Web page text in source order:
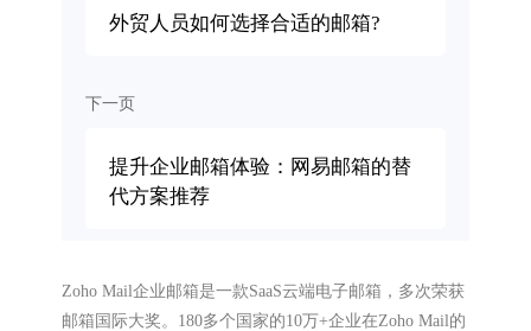
外贸人员如何选择合适的邮箱?
下一页
提升企业邮箱体验：网易邮箱的替
代方案推荐
Zoho Mail企业邮箱是一款SaaS云端电子邮箱，多次荣获
邮箱国际大奖。180多个国家的10万+企业在Zoho Mail的